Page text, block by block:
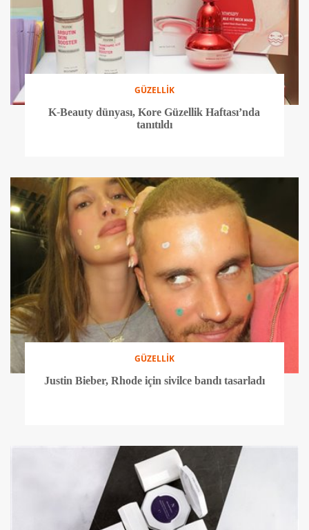
GÜZELLİK
K-Beauty dünyası, Kore Güzellik Haftası’nda
tanıtıldı
GÜZELLİK
Justin Bieber, Rhode için sivilce bandı tasarladı